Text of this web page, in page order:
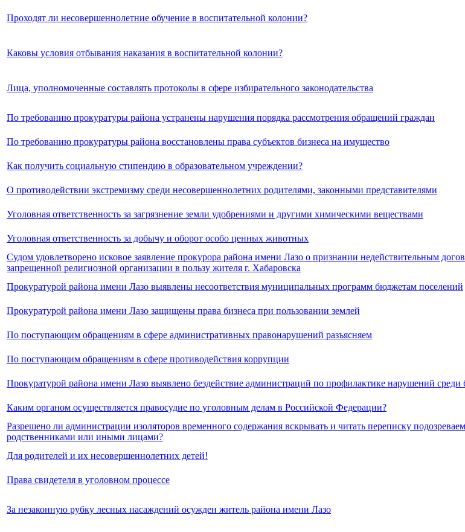
Проходят ли несовершеннолетние обучение в воспитательной колонии?
Каковы условия отбывания наказания в воспитательной колонии?
Лица, уполномоченные составлять протоколы в сфере избирательного законодательства
По требованию прокуратуры района устранены нарушения порядка рассмотрения обращений граждан
По требованию прокуратуры района восстановлены права субъектов бизнеса на имущество
Как получить социальную стипендию в образовательном учреждении?
О противодействии экстремизму среди несовершеннолетних родителями, законными представителями
Уголовная ответственность за загрязнение земли удобрениями и другими химическими веществами
Уголовная ответственность за добычу и оборот особо ценных животных
Судом удовлетворено исковое заявление прокурора района имени Лазо о признании недействительным
запрещенной религиозной организации в пользу жителя г. Хабаровска
Прокуратурой района имени Лазо выявлены несоответствия муниципальных программ бюджетам поселений
Прокуратурой района имени Лазо защищены права бизнеса при пользовании землей
По поступающим обращениям в сфере административных правонарушений разъясняем
По поступающим обращениям в сфере противодействия коррупции
Прокуратурой района имени Лазо выявлено бездействие администраций по профилактике нарушений среди
Каким органом осуществляется правосудие по уголовным делам в Российской Федерации?
Разрешено ли администрации изоляторов временного содержания вскрывать и читать переписку
родственниками или иными лицами?
Для родителей и их несовершеннолетних детей!
Права свидетеля в уголовном процессе
За незаконную рубку лесных насаждений осужден житель района имени Лазо